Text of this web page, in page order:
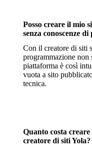
Posso creare il mio
senza conoscenze
Con il creatore di siti
programmazione non
piattaforma è così
vuota a sito
tecnica.
Quanto costa
creatore di siti Yola?